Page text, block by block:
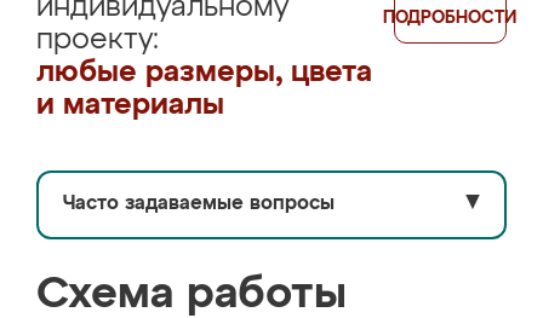
индивидуальному
проекту:
любые размеры, цвета
и материалы
ПОДРОБНОСТИ
Часто задаваемые вопросы ▼
Схема работы